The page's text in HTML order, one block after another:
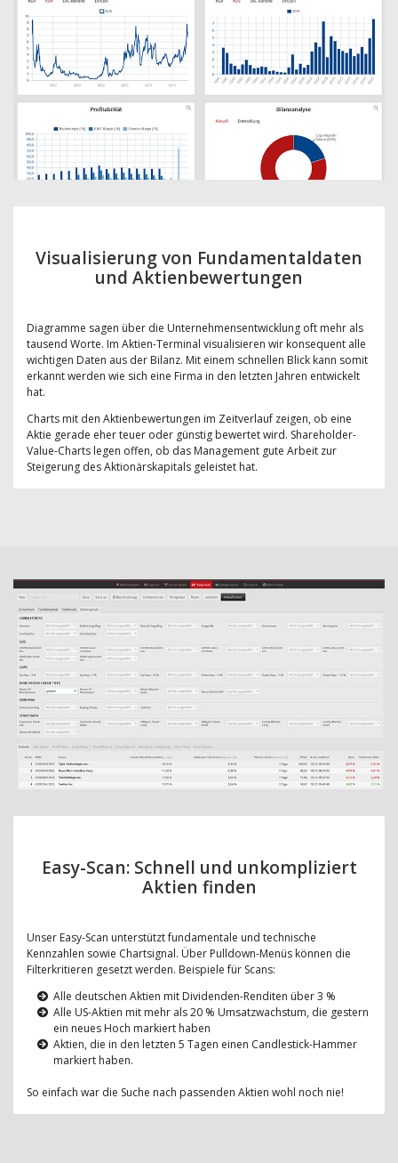
Visualisierung von Fundamentaldaten
und Aktienbewertungen
Diagramme sagen über die Unternehmensentwicklung oft mehr als
tausend Worte. Im Aktien-Terminal visualisieren wir konsequent alle
wichtigen Daten aus der Bilanz. Mit einem schnellen Blick kann somit
erkannt werden wie sich eine Firma in den letzten Jahren entwickelt
hat.
Charts mit den Aktienbewertungen im Zeitverlauf zeigen, ob eine
Aktie gerade eher teuer oder günstig bewertet wird. Shareholder-
Value-Charts legen offen, ob das Management gute Arbeit zur
Steigerung des Aktionärskapitals geleistet hat.
Easy-Scan: Schnell und unkompliziert
Aktien finden
Unser Easy-Scan unterstützt fundamentale und technische
Kennzahlen sowie Chartsignal. Über Pulldown-Menüs können die
Filterkritieren gesetzt werden. Beispiele für Scans:
Alle deutschen Aktien mit Dividenden-Renditen über 3 %
Alle US-Aktien mit mehr als 20 % Umsatzwachstum, die gestern
ein neues Hoch markiert haben
Aktien, die in den letzten 5 Tagen einen Candlestick-Hammer
markiert haben.
So einfach war die Suche nach passenden Aktien wohl noch nie!